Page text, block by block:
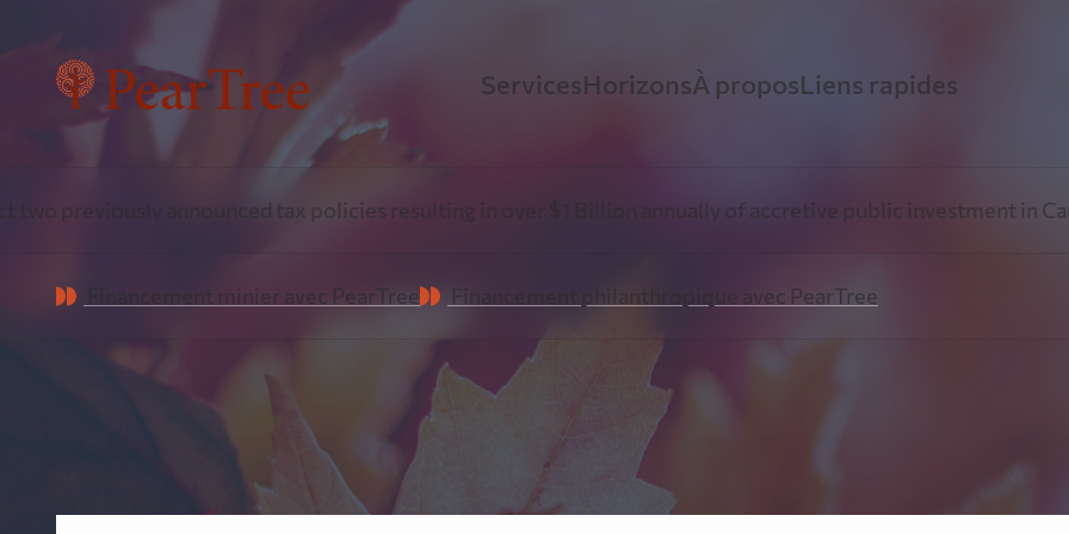
Services
Financement minier avec PearTree
énergétique
Financement philanthropique avec
PearTree
Horizons
Perspectives
direction sur les événements et tendances de l’heure
Information
Découvrez la plateforme unique de dons par actions
accréditives de PearTree
À propos
Histoire
générosité amplifiée
une équipe collaborative dédiée au
Liens rapides
Ressources
Ressources
announced tax policies resulting in over $1 Billion annually of accretive public investment in Canadian
Financement minier avec PearTree Financement philanthropique avec PearTree